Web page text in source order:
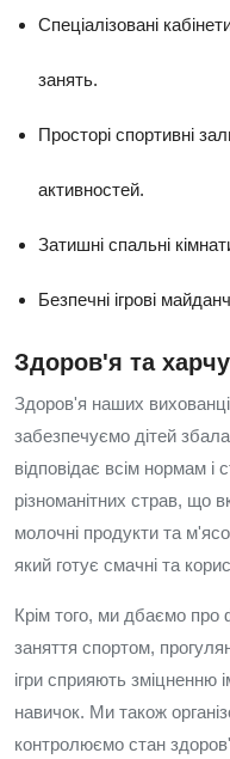
Спеціалізовані
занять.
Просторі спортивні
активностей.
Затишні спальні
Безпечні ігрові
Здоров'я та
Здоров'я наших
забезпечуємо дітей
відповідає всім нормам
різноманітних страв, що
молочні продукти та
який готує смачні та
Крім того, ми дбаємо про
заняття спортом,
ігри сприяють зміцненню
навичок. Ми також
контролюємо стан